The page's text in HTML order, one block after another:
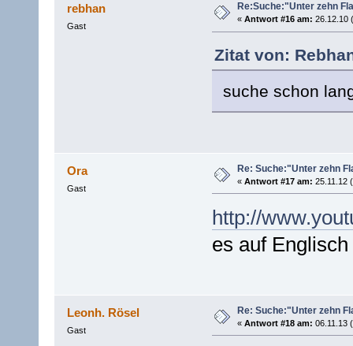
rebhan
Gast
Re:Suche:"Unter zehn
« Antwort #16 am: 26.12.10
Zitat von:
suche schon
Ora
Gast
Re: Suche:"Unter zehn
« Antwort #17 am: 25.11.12
http://
es auf
Leonh. Rösel
Gast
Re: Suche:"Unter zehn
« Antwort #18 am: 06.11.13